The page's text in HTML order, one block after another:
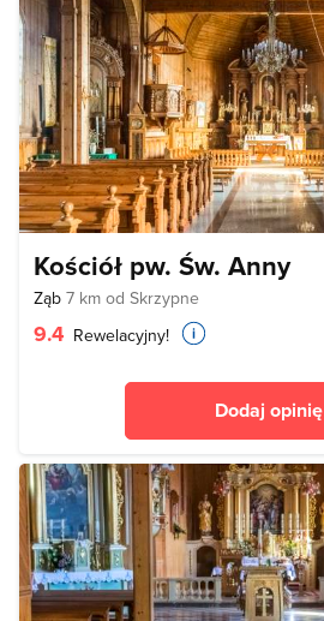
Kościół pw. Św. Anny
Ząb 7 km od Skrzypne
9.4 Rewelacyjny!
Dodaj opinię